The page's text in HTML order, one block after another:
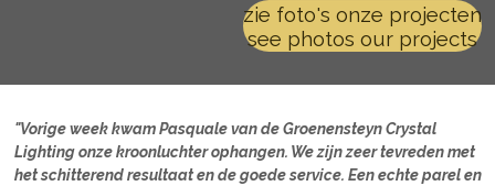
zie foto's onze projecten
see photos our projects
"Vorige week kwam Pasquale van de Groenensteyn Crystal
Lighting onze kroonluchter ophangen. We zijn zeer tevreden met
het schitterend resultaat en de goede service. Een echte parel en